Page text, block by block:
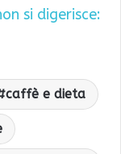
si digerisce:
caffè e dieta